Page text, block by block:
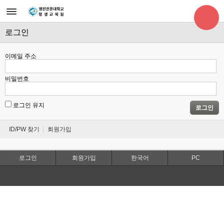
로그인
이메일 주소
비밀번호
로그인 유지 로그인
ID/PW 찾기 회원가입
로그인 회원가입 한국어 PC